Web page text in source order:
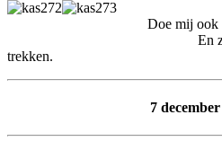
Doe mij ook
En zo waren er
trekken.
7